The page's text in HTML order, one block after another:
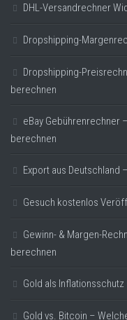
DHL-Versandrechner
Dropshipping-
Dropshipping-
berechnen
eBay Gebührenrechner
berechnen
Export aus Deutschland
Gesuch kostenlos
Gewinn- & Margen-
berechnen
Gold als
Gold vs. Bitcoin –